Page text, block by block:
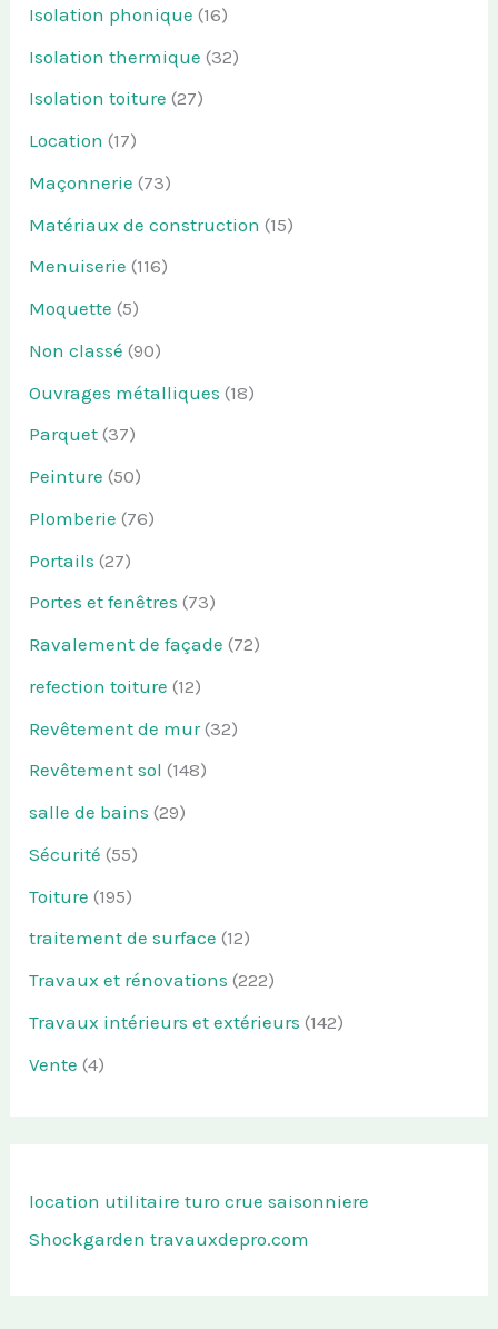
Isolation phonique (16)
Isolation thermique (32)
Isolation toiture (27)
Location (17)
Maçonnerie (73)
Matériaux de construction (15)
Menuiserie (116)
Moquette (5)
Non classé (90)
Ouvrages métalliques (18)
Parquet (37)
Peinture (50)
Plomberie (76)
Portails (27)
Portes et fenêtres (73)
Ravalement de façade (72)
refection toiture (12)
Revêtement de mur(32)
Revêtement sol (148)
salle de bains (29)
Sécurité (55)
Toiture (195)
traitement de surface (12)
Travaux et rénovations (222)
Travaux intérieurs et extérieurs (142)
Vente (4)
location utilitaire turo crue saisonniere
Shockgarden travauxdepro.com